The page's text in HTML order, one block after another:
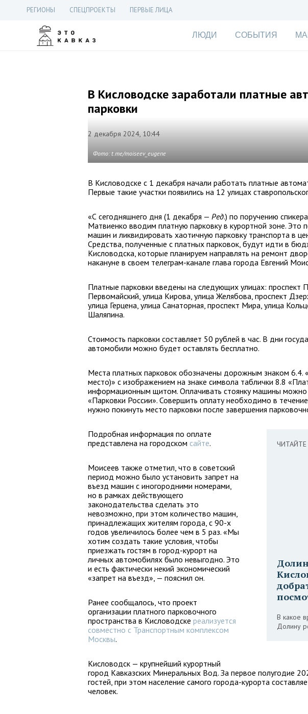
РЕГИОНЫ СПЕЦПРОЕКТЫ ПЕРВЫЕ ЛИЦА
ЛЮДИ СОБЫТИЯ
В Кисловодске заработали платные
парковки
2 декабря 2024, 10:44
Фото: t.me/moiseev_eugene
В Кисловодске с 1 декабря начали работать платные
Первые такие участки появились на 12 улицах
«С сегодняшнего дня (1 декабря — Ред.) по поручению
Матвиенко вводим платную парковку в курортной зоне. Это
машин и ликвидировать хаотичную парковку транспорта в
Средства, полученные с платных парковок, будут идти в
Кисловодска, которые планируем направлять на ремонт
накануне в своем телеграм-канале глава города Евгений
Платные парковки введены на следующих улицах: проспект
Первомайский, улица Кирова, улица Желябова, проспект
улица Герцена, улица Санаторная, проспект Мира, улица
Шаляпина.
Стоимость парковки составляет 50 рублей в час. В дни
автомобили можно будет оставлять бесплатно.
Места платных парковок обозначены дорожным знаком 6.4.
место)» с изображением на знаке символа таблички 8.8
информационным щитом. Оплачивать стоянку машины
«Парковки России». Совершить оплату необходимо в
нужно покинуть место парковки после завершения
В какое
Долину
Подробная информация по оплате
представлена на городском сайте.
Моисеев также отметил, что в советский
период можно было установить запрет на
въезд машин с иногородними номерами,
но в рамках действующего
законодательства сделать это
невозможно, при этом количество машин,
принадлежащих жителям города, с 90-х
годов увеличилось более чем в 5 раз. «Мы
хотим создать такие условия, чтобы
приезжать гостям в город-курорт на
личных автомобилях было невыгодно. Это
и есть фактически некий экономический
«запрет на въезд», — пояснил он.
Ранее сообщалось, что проект
организации платного парковочного
пространства в Кисловодске реализуется
совместно с Транспортным комплексом
Москвы.
Кисловодск — крупнейший курортный
город Кавказских Минеральных Вод. За первое полугодие
гостей, при этом население самого города-курорта
человек.